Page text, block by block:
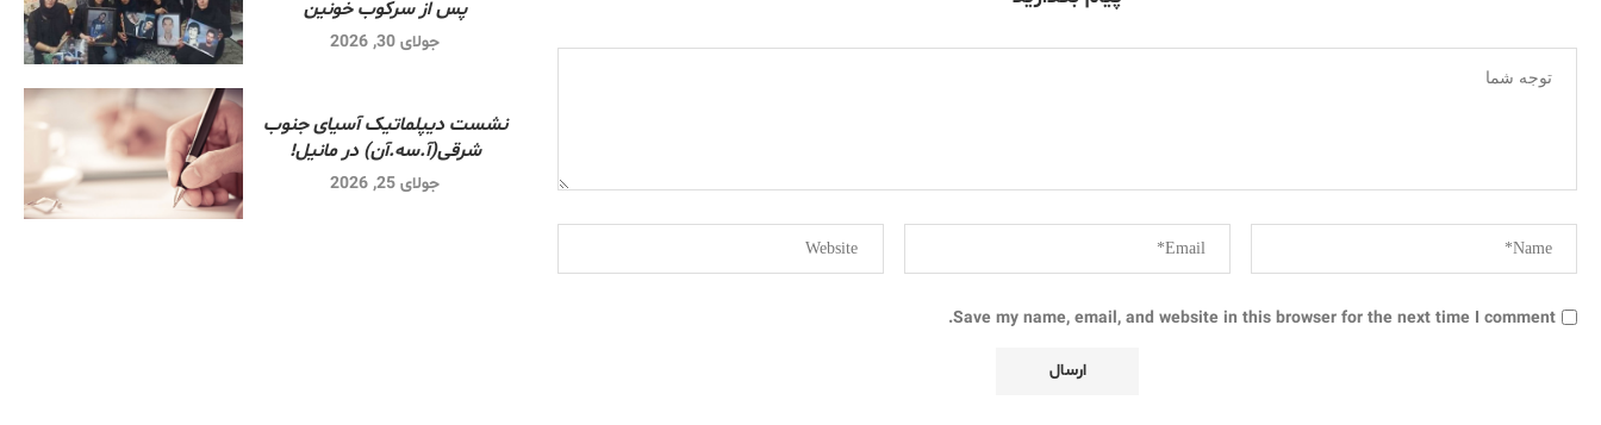
Save my name, email, and website in this browser for the next time I comment.
پس از سرکوب خونین
جولای 30, 2026
نشست دیپلماتیک آسیای جنوب
شرقی‌(آ.سه.آن) در مانیل!
جولای 25, 2026